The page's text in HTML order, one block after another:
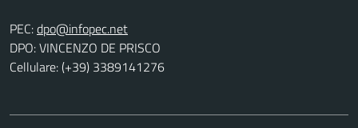
PEC:
DPO: VINCENZO DE PRISCO
Cellulare: (+39) 3389141276